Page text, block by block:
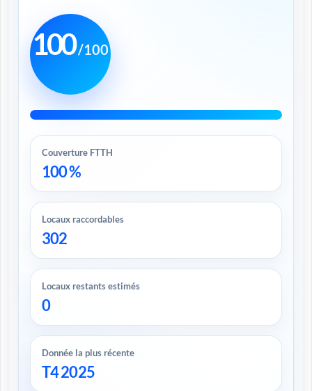
100/100
Couverture FTTH
100 %
Locaux raccordables
302
Locaux restants estimés
0
Donnée la plus récente
T4 2025